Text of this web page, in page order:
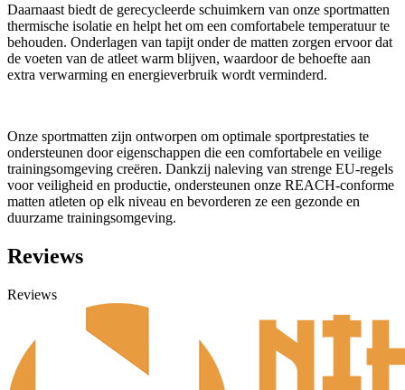
Daarnaast biedt de gerecycleerde schuimkern van onze sportmatten
thermische isolatie en helpt het om een comfortabele temperatuur te
behouden. Onderlagen van tapijt onder de matten zorgen ervoor dat
de voeten van de atleet warm blijven, waardoor de behoefte aan
extra verwarming en energieverbruik wordt verminderd.
Onze sportmatten zijn ontworpen om optimale sportprestaties te
ondersteunen door eigenschappen die een comfortabele en veilige
trainingsomgeving creëren. Dankzij naleving van strenge EU-regels
voor veiligheid en productie, ondersteunen onze REACH-conforme
matten atleten op elk niveau en bevorderen ze een gezonde en
duurzame trainingsomgeving.
Reviews
Reviews